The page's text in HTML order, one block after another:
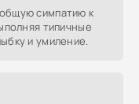
симпатию к
типичные
и умиление.